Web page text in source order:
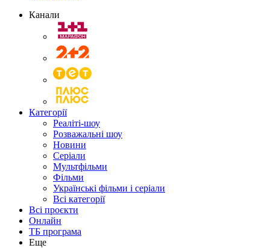
Канали
Категорії
Реаліті-шоу
Розважальні шоу
Новини
Серіали
Мультфільми
Фільми
Українські фільми і серіали
Всі категорії
Всі проєкти
Онлайн
ТБ програма
Еще